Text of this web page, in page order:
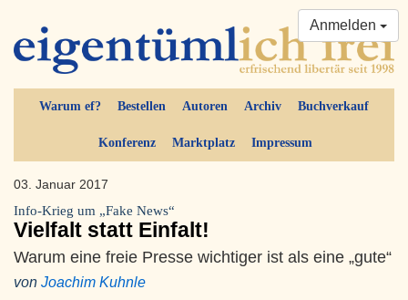
Warum ef? Bestellen Autoren Archiv Buchverkauf
Konferenz Marktplatz Impressum
Anmelden
03. Januar 2017
Info-Krieg um „Fake News“
Vielfalt statt Einfalt!
Warum eine freie Presse wichtiger ist als eine „gute“
von Joachim Kuhnle